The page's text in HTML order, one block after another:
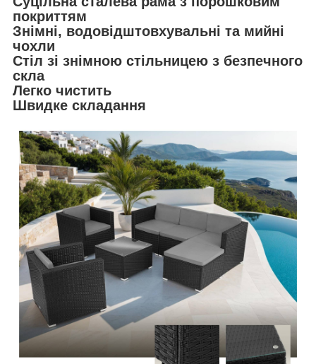
покриттям
Знімні, водовідштовхувальні та мийні
чохли
Стіл зі знімною стільницею з безпечного
скла
Легко чистить
Швидке складання